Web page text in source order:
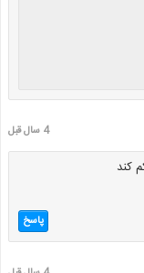
4 سال قبل
کند
پاسخ